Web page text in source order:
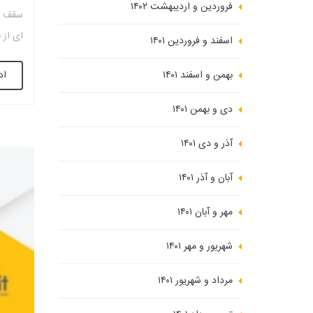
سقف
ای
شود.
فروردین و اردیبهشت ۱۴۰۲
اسفند و فروردین ۱۴۰۱
بهمن و اسفند ۱۴۰۱
دی و بهمن ۱۴۰۱
آذر و دی ۱۴۰۱
آبان و آذر ۱۴۰۱
مهر و آبان ۱۴۰۱
شهریور و مهر ۱۴۰۱
مرداد و شهریور ۱۴۰۱